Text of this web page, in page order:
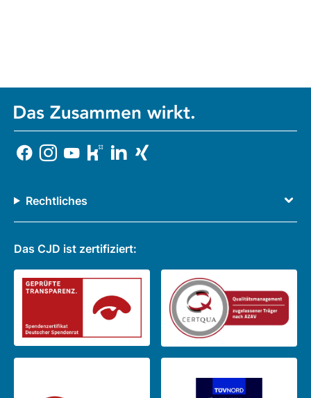
Rechtliches
Das CJD ist zertifiziert: